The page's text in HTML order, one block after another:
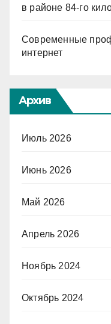
в районе 84-го
Современные
интернет
Архив
Июль 2026
Июнь 2026
Май 2026
Апрель 2026
Ноябрь 2024
Октябрь 2024